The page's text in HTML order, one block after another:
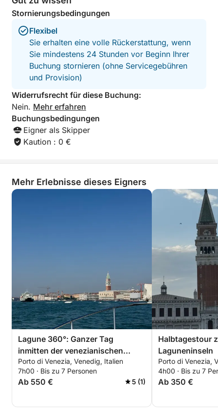
Stornierungsbedingungen
Flexibel
Sie erhalten eine volle Rückerstattung, wenn
Sie mindestens 24 Stunden vor Beginn Ihrer
Buchung stornieren (ohne Servicegebühren
und Provision)
Widerrufsrecht für diese Buchung:
Nein. Mehr erfahren
Buchungsbedingungen
Eigner als Skipper
Kaution : 0 €
Mehr Erlebnisse dieses Eigners
Lagune 360°: Ganzer Tag
inmitten der venezianischen
Inseln
Porto di Venezia, Venedig, Italien
7h00 · Bis zu 7 Personen
Ab 550 € 5 (1)
Halbtagestour
Laguneninseln
Porto di Venezia,
4h00 · Bis zu 7
Ab 350 €